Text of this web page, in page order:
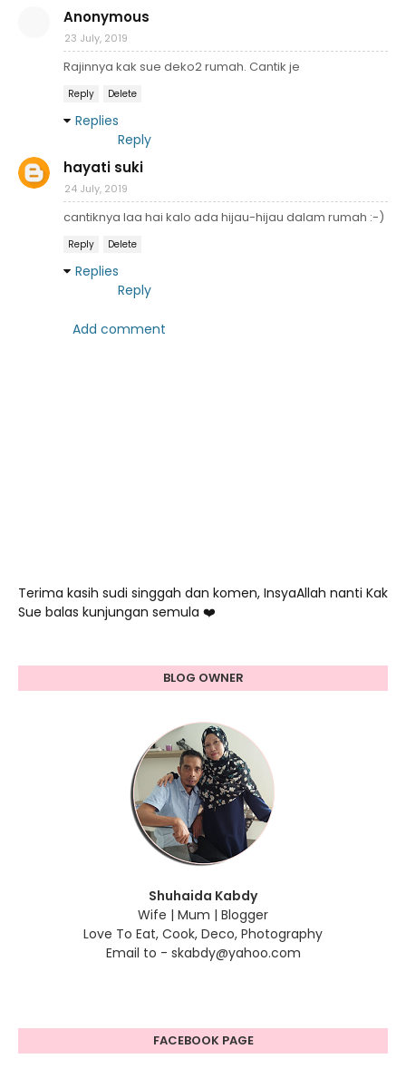
Anonymous
23 July, 2019
Rajinnya kak sue deko2 rumah. Cantik je
Reply Delete
Replies
Reply
hayati suki
24 July, 2019
cantiknya laa hai kalo ada hijau-hijau dalam rumah :-)
Reply Delete
Replies
Reply
Add comment
Terima kasih sudi singgah dan komen, InsyaAllah nanti Kak
Sue balas kunjungan semula ❤️
BLOG OWNER
Shuhaida Kabdy
Wife | Mum | Blogger
Love To Eat, Cook, Deco, Photography
Email to - skabdy@yahoo.com
FACEBOOK PAGE